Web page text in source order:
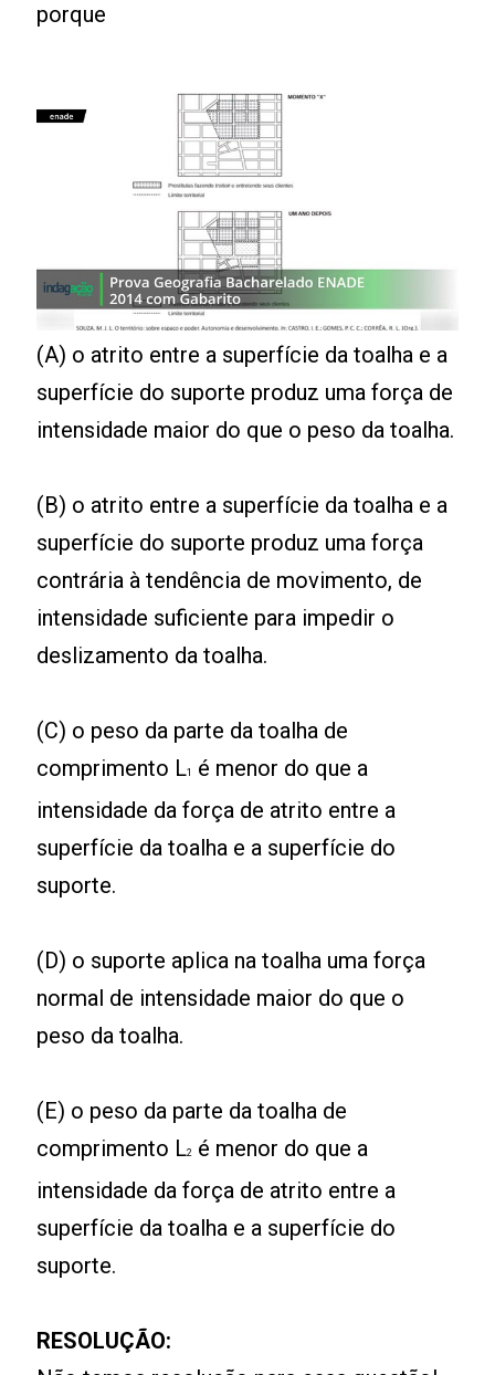
porque
(A) o atrito entre a superfície da toalha e a
superfície do suporte produz uma força de
intensidade maior do que o peso da toalha.
(B) o atrito entre a superfície da toalha e a
superfície do suporte produz uma força
contrária à tendência de movimento, de
intensidade suficiente para impedir o
deslizamento da toalha.
(C) o peso da parte da toalha de
comprimento L1
é menor do que a
intensidade da força de atrito entre a
superfície da toalha e a superfície do
suporte.
(D) o suporte aplica na toalha uma força
normal de intensidade maior do que o
peso da toalha.
(E) o peso da parte da toalha de
comprimento L2
é menor do que a
intensidade da força de atrito entre a
superfície da toalha e a superfície do
suporte.
RESOLUÇÃO: